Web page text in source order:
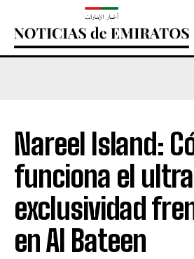
Nareel Island:
funciona el
exclusividad
en Al Bateen